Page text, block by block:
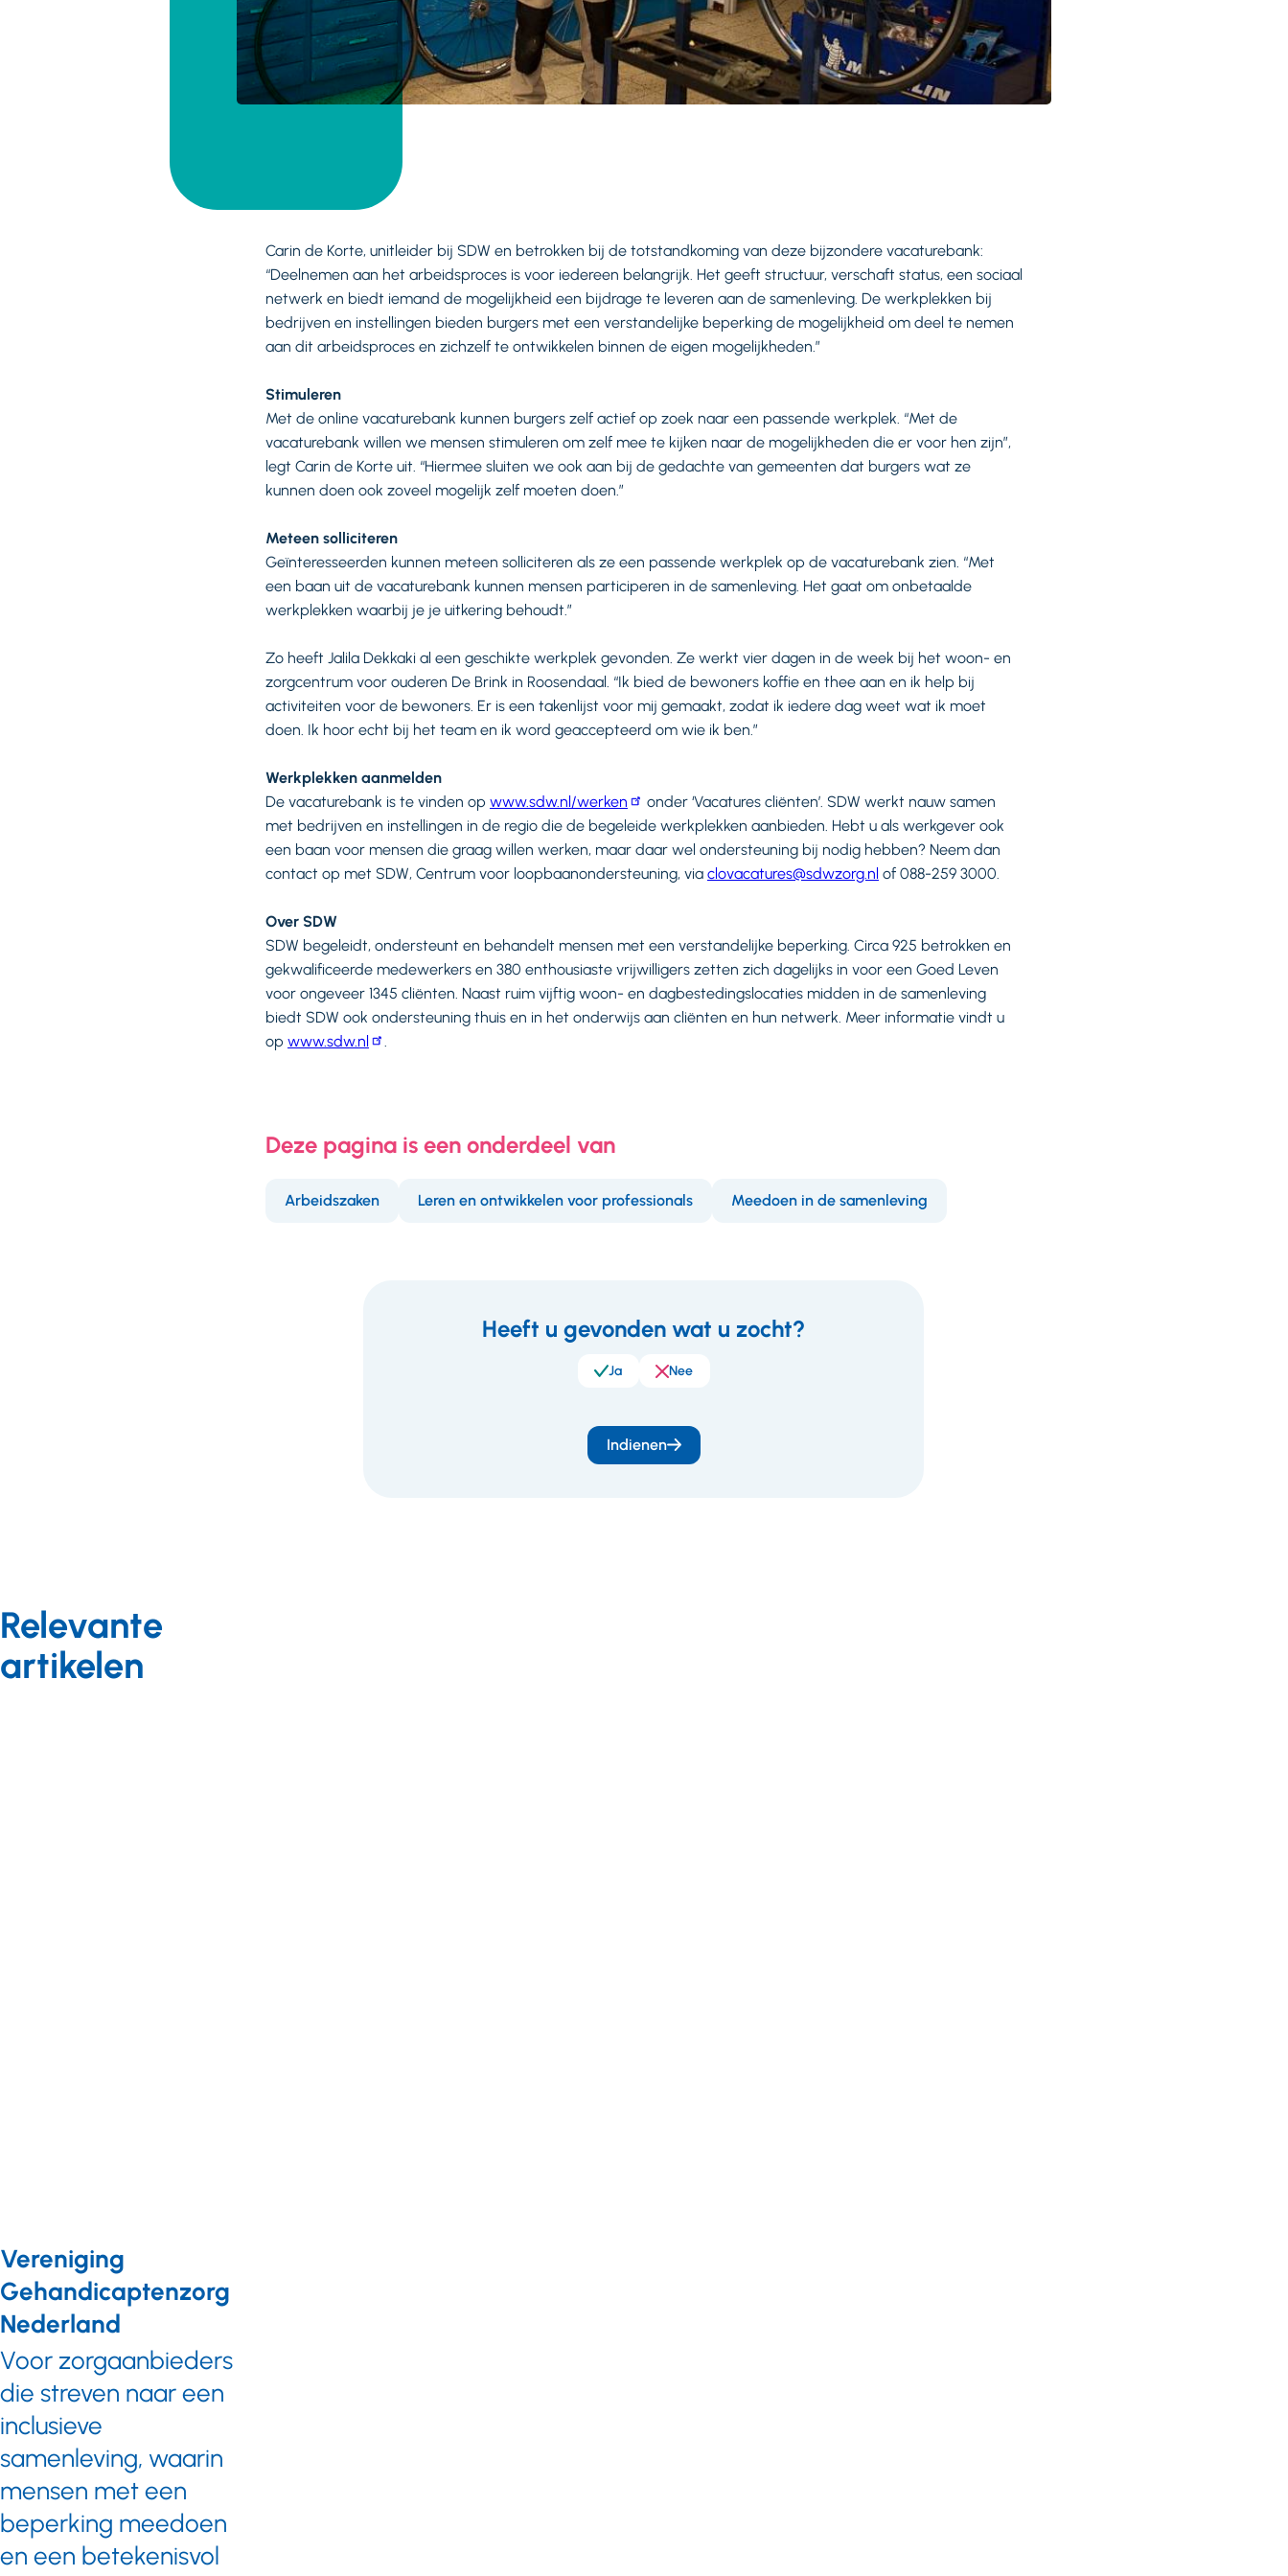
Carin de Korte, unitleider bij SDW en betrokken bij de totstandkoming van deze bijzondere vacaturebank:
“Deelnemen aan het arbeidsproces is voor iedereen belangrijk. Het geeft structuur, verschaft status, een sociaal
netwerk en biedt iemand de mogelijkheid een bijdrage te leveren aan de samenleving. De werkplekken bij
bedrijven en instellingen bieden burgers met een verstandelijke beperking de mogelijkheid om deel te nemen
aan dit arbeidsproces en zichzelf te ontwikkelen binnen de eigen mogelijkheden.”
Stimuleren
Met de online vacaturebank kunnen burgers zelf actief op zoek naar een passende werkplek. “Met de
vacaturebank willen we mensen stimuleren om zelf mee te kijken naar de mogelijkheden die er voor hen zijn”,
legt Carin de Korte uit. “Hiermee sluiten we ook aan bij de gedachte van gemeenten dat burgers wat ze
kunnen doen ook zoveel mogelijk zelf moeten doen.”
Meteen solliciteren
Geïnteresseerden kunnen meteen solliciteren als ze een passende werkplek op de vacaturebank zien. “Met
een baan uit de vacaturebank kunnen mensen participeren in de samenleving. Het gaat om onbetaalde
werkplekken waarbij je je uitkering behoudt.”
Zo heeft Jalila Dekkaki al een geschikte werkplek gevonden. Ze werkt vier dagen in de week bij het woon- en
zorgcentrum voor ouderen De Brink in Roosendaal. “Ik bied de bewoners koffie en thee aan en ik help bij
activiteiten voor de bewoners. Er is een takenlijst voor mij gemaakt, zodat ik iedere dag weet wat ik moet
doen. Ik hoor echt bij het team en ik word geaccepteerd om wie ik ben.”
Werkplekken aanmelden
De vacaturebank is te vinden op www.sdw.nl/werken
onder ‘Vacatures cliënten’. SDW werkt nauw samen
met bedrijven en instellingen in de regio die de begeleide werkplekken aanbieden. Hebt u als werkgever ook
een baan voor mensen die graag willen werken, maar daar wel ondersteuning bij nodig hebben? Neem dan
contact op met SDW, Centrum voor loopbaanondersteuning, via clovacatures@sdwzorg.nl of 088-259 3000.
Over SDW
SDW begeleidt, ondersteunt en behandelt mensen met een verstandelijke beperking. Circa 925 betrokken en
gekwalificeerde medewerkers en 380 enthousiaste vrijwilligers zetten zich dagelijks in voor een Goed Leven
voor ongeveer 1345 cliënten. Naast ruim vijftig woon- en dagbestedingslocaties midden in de samenleving
biedt SDW ook ondersteuning thuis en in het onderwijs aan cliënten en hun netwerk. Meer informatie vindt u
op www.sdw.nl .
Deze pagina is een onderdeel van
Arbeidszaken Leren en ontwikkelen voor professionals Meedoen in de samenleving
Heeft u gevonden wat u zocht?
Ja Nee
Indienen
Relevante
artikelen
Vereniging
Gehandicaptenzorg
Nederland
Voor zorgaanbieders
die streven naar een
inclusieve
samenleving, waarin
mensen met een
beperking meedoen
en een betekenisvol